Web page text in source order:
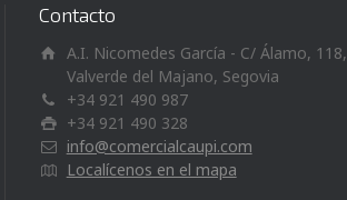
Contacto
A.I. Nicomedes García - C/ Álamo, 118,
Valverde del Majano, Segovia
+34 921 490 987
+34 921 490 328
info@comercialcaupi.com
Localícenos en el mapa